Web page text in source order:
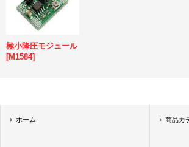
極小降圧モジュール
[M1584]
ホーム 商品カ